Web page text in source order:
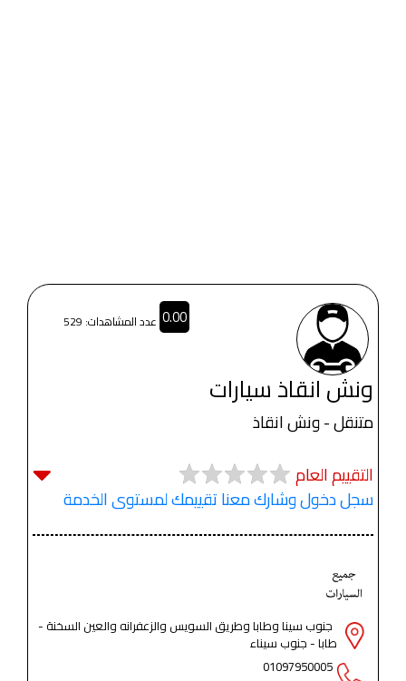
ونش انقاذ سيارات
متنقل - ونش انقاذ
التقييم العام
سجل دخول وشارك معنا تقييمك لمستوى الخدمة
جنوب سينا وطابا وطريق السويس والزعفرانه والعين السخنة -
طابا - جنوب سيناء
01097950005
0.00 عدد المشاهدات: 529